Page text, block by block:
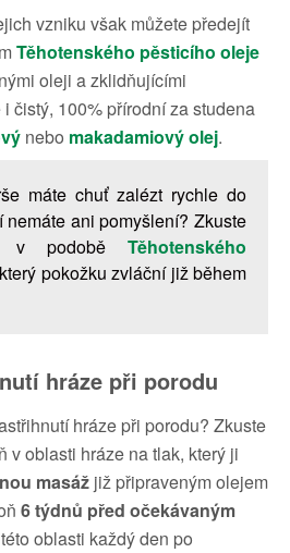
vzniku však můžete předejít
Těhotenského pěsticího oleje
oleji a zklidňujícími
čistý, 100% přírodní za studena
nebo makadamiový olej.
máte chuť zalézt rychle do
ani pomyšlení? Zkuste
v podobě Těhotenského
pokožku zvláční již během
hráze při porodu
hráze při porodu? Zkuste
v oblasti hráze na tlak, který ji
masáž již připraveným olejem
6 týdnů před očekávaným
oblasti každý den po